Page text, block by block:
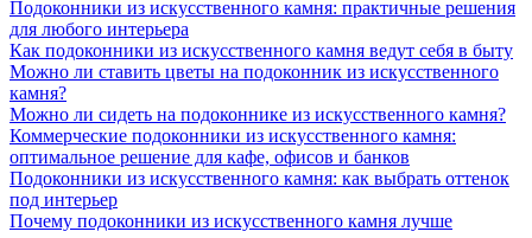
Подоконники из искусственного камня: практичные решения
для любого интерьера
Как подоконники из искусственного камня ведут себя в быту
Можно ли ставить цветы на подоконник из искусственного
камня?
Можно ли сидеть на подоконнике из искусственного камня?
Коммерческие подоконники из искусственного камня:
оптимальное решение для кафе, офисов и банков
Подоконники из искусственного камня: как выбрать оттенок
под интерьер
Почему подоконники из искусственного камня лучше